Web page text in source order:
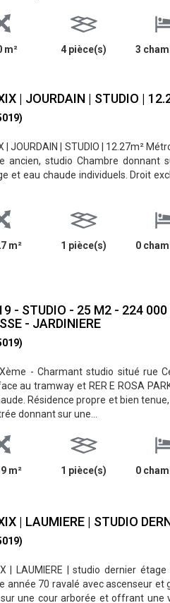
m² 4 pièce(s) 3
| JOURDAIN | STUDIO |
| JOURDAIN | STUDIO | 12.27m²
ancien, studio Chambre donnant
et eau chaude individuels. Droit
m² 1 pièce(s) 0
- STUDIO - 25 M2 - 224 000
- JARDINIERE
- Charmant studio situé rue
au tramway et RER E ROSA
Résidence propre et bien
donnant sur une...
m² 1 pièce(s) 0
| LAUMIERE | STUDIO
| LAUMIERE | studio dernier
année 70 ravalé avec ascenseur et
une cour arborée et offrant une